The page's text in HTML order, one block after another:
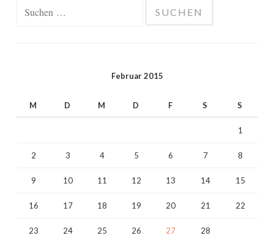
Februar 2015
M D M D F S S
1
2 3 4 5 6 7 8
9 10 11 12 13 14 15
16 17 18 19 20 21 22
23 24 25 26 27 28